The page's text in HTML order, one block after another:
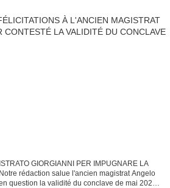
GIORGIANNI PER IMPUGNARE LA
rédaction salue l'ancien magistrat Angelo
question la validité du conclave de mai 2025